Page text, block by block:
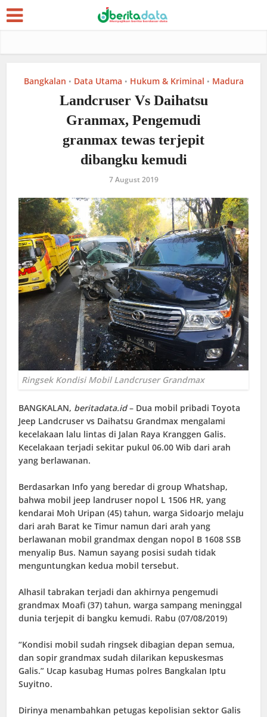
Bangkalan • Data Utama • Hukum & Kriminal • Madura
Landcruser Vs Daihatsu
Granmax, Pengemudi
granmax tewas terjepit
dibangku kemudi
7 August 2019
Ringsek Kondisi Mobil Landcruser Grandmax
BANGKALAN, beritadata.id– Dua mobil pribadi Toyota
Jeep Landcruser vs Daihatsu Grandmax mengalami
kecelakaan lalu lintas di Jalan Raya Kranggen Galis.
Kecelakaan terjadi sekitar pukul 06.00 Wib dari arah
yang berlawanan.
Berdasarkan Info yang beredar di group Whatshap,
bahwa mobil jeep landruser nopol L 1506 HR, yang
kendarai Moh Uripan (45) tahun, warga Sidoarjo melaju
dari arah Barat ke Timur namun dari arah yang
berlawanan mobil grandmax dengan nopol B 1608 SSB
menyalip Bus. Namun sayang posisi sudah tidak
menguntungkan kedua mobil tersebut.
Alhasil tabrakan terjadi dan akhirnya pengemudi
grandmax Moafi (37) tahun, warga sampang meninggal
dunia terjepit di bangku kemudi. Rabu (07/08/2019)
“Kondisi mobil sudah ringsek dibagian depan semua,
dan sopir grandmax sudah dilarikan kepuskesmas
Galis.” Ucap kasubag Humas polres Bangkalan Iptu
Suyitno.
Dirinya menambahkan petugas kepolisian sektor Galis